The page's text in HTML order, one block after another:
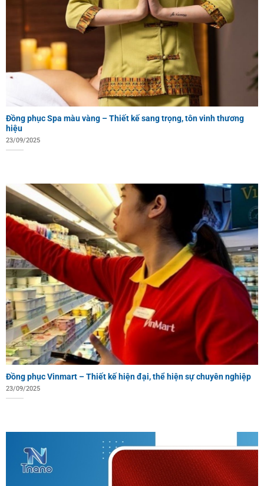
Đồng phục Spa màu vàng – Thiết kế sang trọng, tôn vinh thương
hiệu
23/09/2025
Đồng phục Vinmart – Thiết kế hiện đại, thể hiện sự chuyên nghiệp
23/09/2025